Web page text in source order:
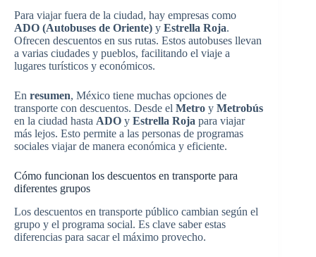
Para viajar fuera de la ciudad, hay empresas como
ADO (Autobuses de Oriente) y Estrella Roja.
Ofrecen descuentos en sus rutas. Estos autobuses llevan
a varias ciudades y pueblos, facilitando el viaje a
lugares turísticos y económicos.
En resumen, México tiene muchas opciones de
transporte con descuentos. Desde el Metro y Metrobús
en la ciudad hasta ADO y Estrella Roja para viajar
más lejos. Esto permite a las personas de programas
sociales viajar de manera económica y eficiente.
Cómo funcionan los descuentos en transporte para
diferentes grupos
Los descuentos en transporte público cambian según el
grupo y el programa social. Es clave saber estas
diferencias para sacar el máximo provecho.